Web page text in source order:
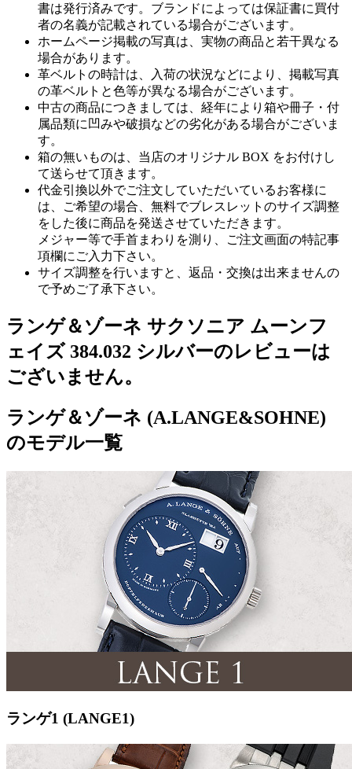
書は発行済みです。ブランドによっては保証書に買付
者の名義が記載されている場合がございます。
ホームページ掲載の写真は、実物の商品と若干異なる
場合があります。
革ベルトの時計は、入荷の状況などにより、掲載写真
の革ベルトと色等が異なる場合がございます。
中古の商品につきましては、経年により箱や冊子・付
属品類に凹みや破損などの劣化がある場合がございま
す。
箱の無いものは、当店のオリジナル BOX をお付けし
て送らせて頂きます。
代金引換以外でご注文していただいているお客様に
は、ご希望の場合、無料でブレスレットのサイズ調整
をした後に商品を発送させていただきます。
メジャー等で手首まわりを測り、ご注文画面の特記事
項欄にご入力下さい。
サイズ調整を行いますと、返品・交換は出来ませんの
で予めご了承下さい。
ランゲ＆ゾーネ サクソニア ムーンフ
ェイズ 384.032 シルバーのレビューは
ございません。
ランゲ＆ゾーネ (A.LANGE&SOHNE)
のモデル一覧
ランゲ1 (LANGE1)